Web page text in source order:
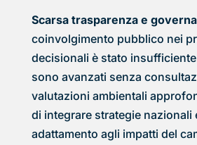
Scarsa trasparenza e
coinvolgimento pubblico nei
decisionali è stato
sono avanzati senza
valutazioni ambientali
di integrare strategie nazionali
adattamento agli impatti del